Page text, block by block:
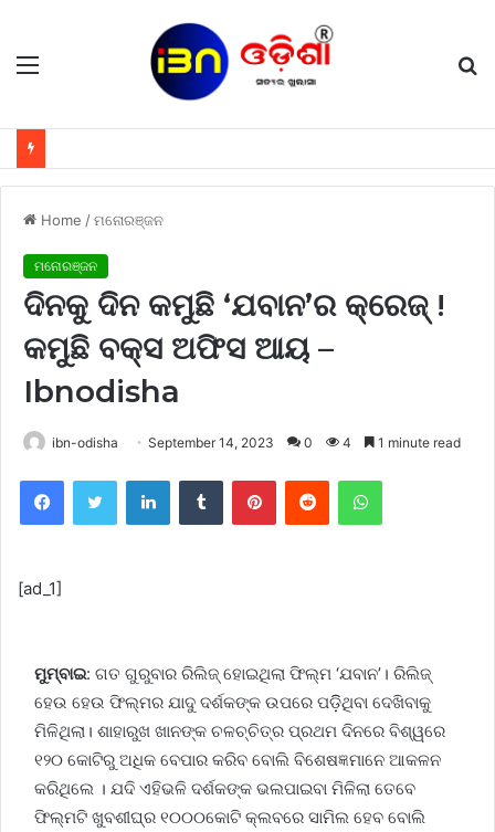
Menu
Home /ମନୋରଞ୍ଜନ
ମନୋରଞ୍ଜନ
ଦିନକୁ ଦିନ କମୁଛି ‘ଯବାନ’ର କ୍ରେଜ୍ !
କମୁଛି ବକ୍ସ ଅଫିସ ଆୟ –
Ibnodisha
ibn-odisha September 14, 2023 0 4 1 minute read
FacebookTwitter LinkedInTumblr PinterestReddit WhatsApp
[ad_1]
ମୁମ୍ବାଇ: ଗତ ଗୁରୁବାର ରିଲିଜ୍ ହୋଇଥିଲା ଫିଲ୍ମ ‘ଯବାନ’। ରିଲିଜ୍
ହେଉ ହେଉ ଫିଲ୍ମର ଯାଦୁ ଦର୍ଶକଙ୍କ ଉପରେ ପଡ଼ିିଥିବା ଦେଖିବାକୁ
ମିଳିଥିଲା। ଶାହାରୁଖ ଖାନଙ୍କ ଚଳଚ୍ଚିତ୍ର ପ୍ରଥମ ଦିନରେ ବିଶ୍ୱରେ
୧୨୦ କୋଟିରୁ ଅଧିକ ବେପାର କରିବ ବୋଲି ବିଶେଷଜ୍ଞମାନେ ଆକଳନ
କରିଥିଲେ । ଯଦି ଏହିଭଳି ଦର୍ଶକଙ୍କ ଭଲପାଇବା ମିଳିଲା ତେବେ
ଫିଲ୍ମଟି ଖୁବଶୀଘ୍ର ୧୦୦୦କୋଟି କ୍ଲବରେ ସାମିଲ ହେବ ବୋଲି